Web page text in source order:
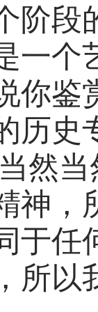
阶段
一个
你鉴
历史
然
神，
于任
所以